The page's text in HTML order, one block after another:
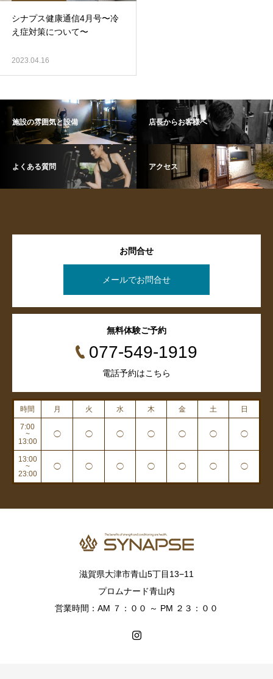
シナプス健康通信4月号〜冷
え症対策について〜
2023.04.16
施設の雰囲気と設備 店長からお客様へ
よくある質問 アクセス
お問合せ
メールでお問合せ
無料体験ご予約
077-549-1919
電話予約はこちら
時間 月 火 水 木 金 土 日
7:00
~
13:00
◯ ◯ ◯ ◯ ◯ ◯ ◯
13:00
~
23:00
◯ ◯ ◯ ◯ ◯ ◯ ◯
滋賀県大津市青山5丁目13−11
プロムナード青山内
営業時間：AM ７：００ ～ PM ２３：００